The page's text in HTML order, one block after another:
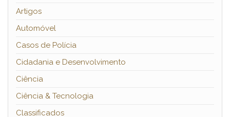
Artigos
Automóvel
Casos de Polícia
Cidadania e Desenvolvimento
Ciência
Ciência & Tecnologia
Classificados